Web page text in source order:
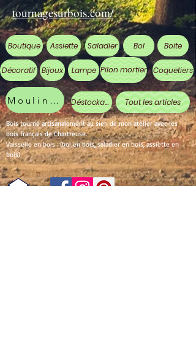
tournagesurbois.com/
Boutique Assiette Saladier Bol Boite
Décoratif Bijoux Lampe Pilon mortier Coquetiers
Moulin à poivre Déstockage Tout les articles
Bois tourné artisanalement au sien de mon atelier avec les
bois français de Chartreuse.
Vaisselle en bois : (bol en bois, saladier en bois, assiette en
bois)